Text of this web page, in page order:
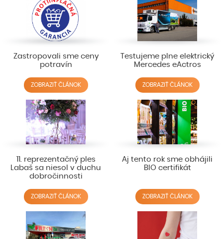
Zastropovali sme ceny
potravín
ZOBRAZIŤ ČLÁNOK
Testujeme plne elektrický
Mercedes eActros
ZOBRAZIŤ ČLÁNOK
11. reprezentačný ples
Labaš sa niesol v duchu
dobročinnosti
ZOBRAZIŤ ČLÁNOK
Aj tento rok sme obhájili
BIO certifikát
ZOBRAZIŤ ČLÁNOK